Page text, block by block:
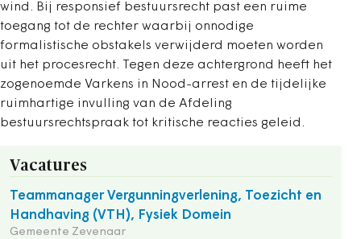
wind. Bij responsief bestuursrecht past een ruime
toegang tot de rechter waarbij onnodige
formalistische obstakels verwijderd moeten worden
uit het procesrecht. Tegen deze achtergrond heeft het
zogenoemde Varkens in Nood-arrest en de tijdelijke
ruimhartige invulling van de Afdeling
bestuursrechtspraak tot kritische reacties geleid.
Vacatures
Teammanager Vergunningverlening, Toezicht en
Handhaving (VTH), Fysiek Domein
Gemeente Zevenaar